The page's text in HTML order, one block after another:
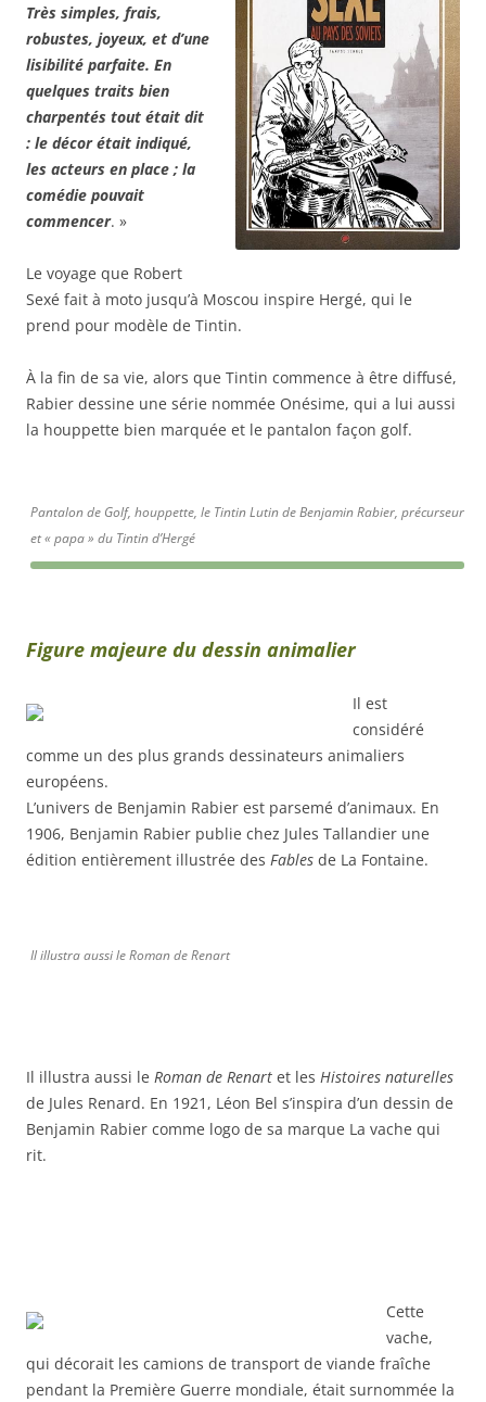
Très simples, frais,
robustes, joyeux, et d’une
lisibilité parfaite. En
quelques traits bien
charpentés tout était dit
: le décor était indiqué,
les acteurs en place ; la
comédie pouvait
commencer. »
Le voyage que Robert
Sexé fait à moto jusqu’à Moscou inspire Hergé, qui le
prend pour modèle de Tintin.
À la fin de sa vie, alors que Tintin commence à être diffusé,
Rabier dessine une série nommée Onésime, qui a lui aussi
la houppette bien marquée et le pantalon façon golf.
Pantalon de Golf, houppette, le Tintin Lutin de Benjamin Rabier, précurseur
et « papa » du Tintin d’Hergé
Figure majeure du dessin animalier
Il est
considéré
comme un des plus grands dessinateurs animaliers
européens.
L’univers de Benjamin Rabier est parsemé d’animaux. En
1906, Benjamin Rabier publie chez Jules Tallandier une
édition entièrement illustrée des Fables de La Fontaine.
Il illustra aussi le Roman de Renart
Il illustra aussi le Roman de Renart et les Histoires naturelles
de Jules Renard. En 1921, Léon Bel s’inspira d’un dessin de
Benjamin Rabier comme logo de sa marque La vache qui
rit.
Cette
vache,
qui décorait les camions de transport de viande fraîche
pendant la Première Guerre mondiale, était surnommée la